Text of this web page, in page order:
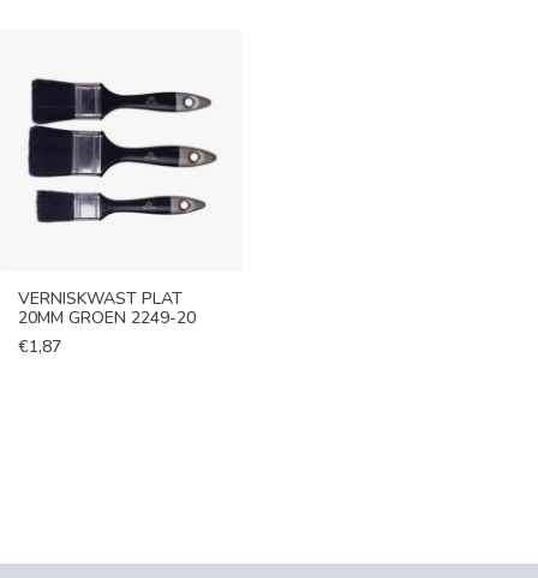
VERNISKWAST PLAT
20MM GROEN 2249-20
€1,87